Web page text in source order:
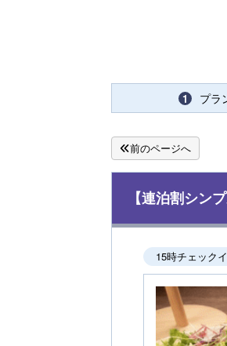
1 プラ
前のページへ
【連泊割シン
15時チェック